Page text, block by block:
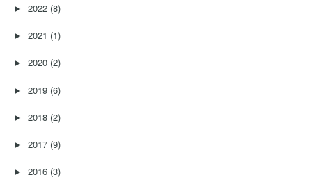
►2022 (8)
►2021 (1)
►2020 (2)
►2019 (6)
►2018 (2)
►2017 (9)
►2016 (3)